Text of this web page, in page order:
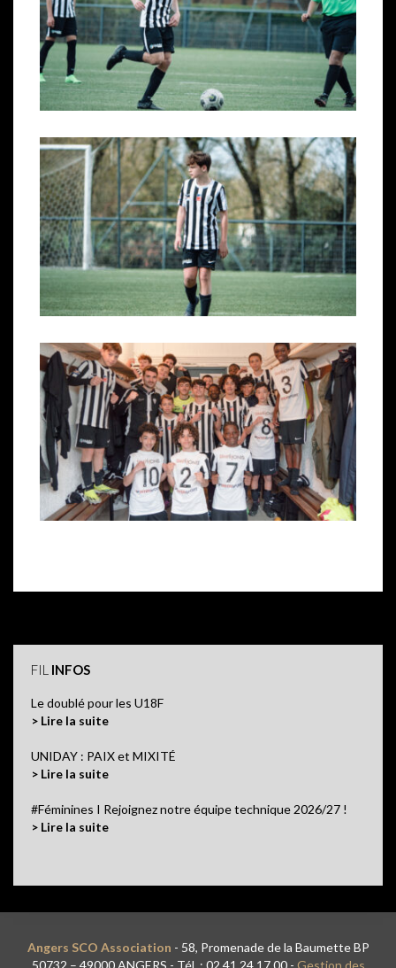
FIL INFOS
Le doublé pour les U18F
> Lire la suite
UNIDAY : PAIX et MIXITÉ
> Lire la suite
#Féminines I Rejoignez notre équipe technique 2026/27 !
> Lire la suite
Angers SCO Association - 58, Promenade de la Baumette BP